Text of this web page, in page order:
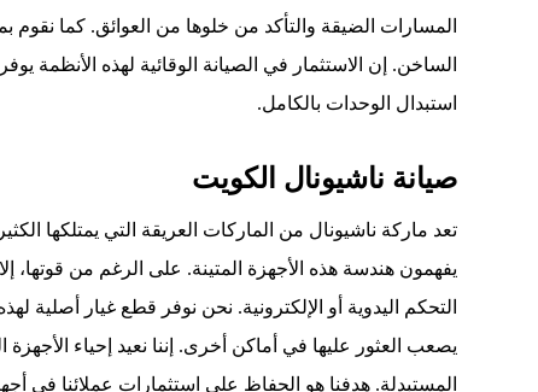
المسارات الضيقة والتأكد من خلوها من العوائق. كما
الساخن. إن الاستثمار في الصيانة الوقائية لهذه الأنظمة
استبدال الوحدات بالكامل.
صيانة ناشيونال الكويت
تعد ماركة ناشيونال من الماركات العريقة التي يمتلكها
يفهمون هندسة هذه الأجهزة المتينة. على الرغم من قوتها،
التحكم اليدوية أو الإلكترونية. نحن نوفر قطع غيار أصلية
يصعب العثور عليها في أماكن أخرى. إننا نعيد إحياء
المستبدلة. هدفنا هو الحفاظ على استثمارات عملائنا في